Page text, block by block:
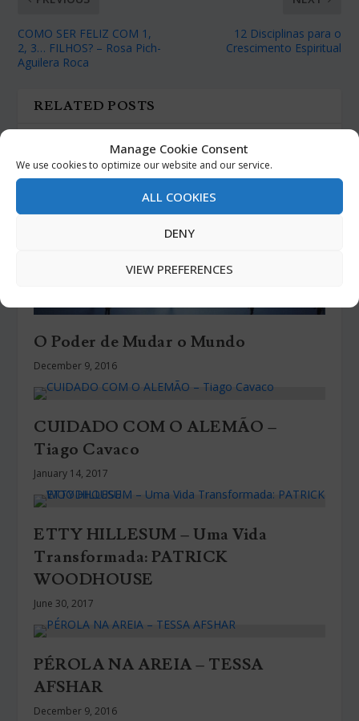
Manage Cookie Consent
We use cookies to optimize our website and our service.
ALL COOKIES
DENY
VIEW PREFERENCES
COMO SER FELIZ COM 1,
2, 3… FILHOS? – Rosa Pich-
Aguilera Roca
12 Disciplinas para o
Crescimento Espiritual
RELATED POSTS
O Poder de Mudar o Mundo
December 9, 2016
CUIDADO COM O ALEMÃO –
Tiago Cavaco
January 14, 2017
ETTY HILLESUM – Uma Vida
Transformada: PATRICK
WOODHOUSE
June 30, 2017
PÉROLA NA AREIA – TESSA
AFSHAR
December 9, 2016